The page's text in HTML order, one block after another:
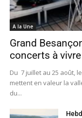
A la Une
Grand
concerts à
Du 7 juillet au 25 août,
mettent en valeur la
du...